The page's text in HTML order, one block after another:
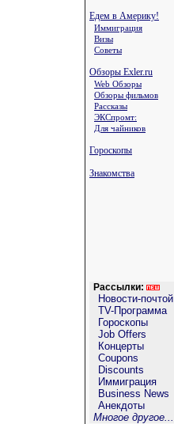
Едем в Америку!
Иммиграция
Визы
Советы
Обзоры Exler.ru
Web Обзоры
Обзоры фильмов
Рассказы
ЭКСпромт:
Для чайников
Гороскопы
Знакомства
Рассылки:
Новости-почтой
TV-Программа
Гороскопы
Job Offers
Концерты
Coupons
Discounts
Иммиграция
Business News
Анекдоты
Многое другое...